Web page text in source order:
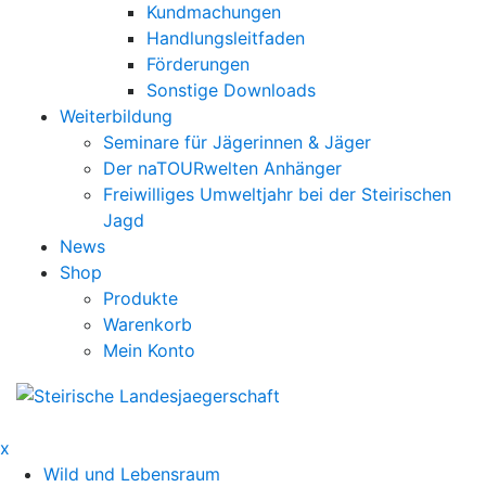
Kundmachungen
Handlungsleitfaden
Förderungen
Sonstige Downloads
Weiterbildung
Seminare für Jägerinnen & Jäger
Der naTOURwelten Anhänger
Freiwilliges Umweltjahr bei der Steirischen
Jagd
News
Shop
Produkte
Warenkorb
Mein Konto
x
Wild und Lebensraum